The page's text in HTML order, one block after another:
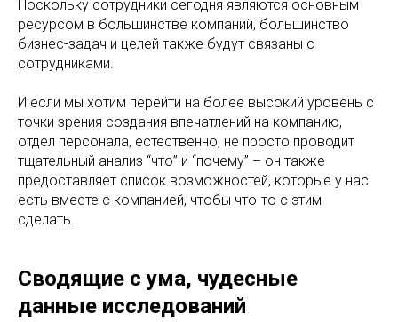
Поскольку сотрудники сегодня являются основным
ресурсом в большинстве компаний, большинство
бизнес-задач и целей также будут связаны с
сотрудниками.
И если мы хотим перейти на более высокий уровень с
точки зрения создания впечатлений на компанию,
отдел персонала, естественно, не просто проводит
тщательный анализ “что” и “почему” – он также
предоставляет список возможностей, которые у нас
есть вместе с компанией, чтобы что-то с этим
сделать.
Сводящие с ума, чудесные
данные исследований